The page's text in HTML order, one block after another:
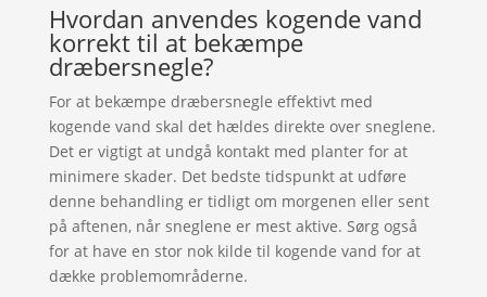
Hvordan anvendes kogende vand
korrekt til at bekæmpe
dræbersnegle?
For at bekæmpe dræbersnegle effektivt med
kogende vand skal det hældes direkte over sneglene.
Det er vigtigt at undgå kontakt med planter for at
minimere skader. Det bedste tidspunkt at udføre
denne behandling er tidligt om morgenen eller sent
på aftenen, når sneglene er mest aktive. Sørg også
for at have en stor nok kilde til kogende vand for at
dække problemområderne.